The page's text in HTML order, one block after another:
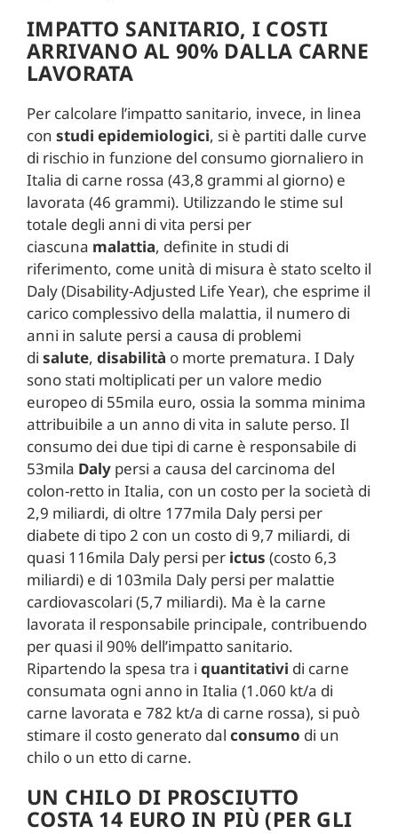
IMPATTO SANITARIO, I COSTI
ARRIVANO AL 90% DALLA CARNE
LAVORATA
Per calcolare l’impatto sanitario, invece, in linea
con studi epidemiologici, si è partiti dalle curve
di rischio in funzione del consumo giornaliero in
Italia di carne rossa (43,8 grammi al giorno) e
lavorata (46 grammi). Utilizzando le stime sul
totale degli anni di vita persi per
ciascuna malattia, definite in studi di
riferimento, come unità di misura è stato scelto il
Daly (Disability-Adjusted Life Year), che esprime il
carico complessivo della malattia, il numero di
anni in salute persi a causa di problemi
di salute, disabilità o morte prematura. I Daly
sono stati moltiplicati per un valore medio
europeo di 55mila euro, ossia la somma minima
attribuibile a un anno di vita in salute perso. Il
consumo dei due tipi di carne è responsabile di
53mila Dalypersi a causa del carcinoma del
colon-retto in Italia, con un costo per la società di
2,9 miliardi, di oltre 177mila Daly persi per
diabete di tipo 2 con un costo di 9,7 miliardi, di
quasi 116mila Daly persi per ictus (costo 6,3
miliardi) e di 103mila Daly persi per malattie
cardiovascolari (5,7 miliardi). Ma è la carne
lavorata il responsabile principale, contribuendo
per quasi il 90% dell’impatto sanitario.
Ripartendo la spesa tra i quantitativi di carne
consumata ogni anno in Italia (1.060 kt/a di
carne lavorata e 782 kt/a di carne rossa), si può
stimare il costo generato dal consumo di un
chilo o un etto di carne.
UN CHILO DI PROSCIUTTO
COSTA 14 EURO IN PIÙ (PER GLI